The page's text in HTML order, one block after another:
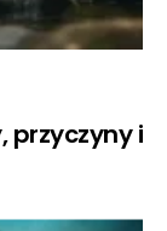
przyczyny i